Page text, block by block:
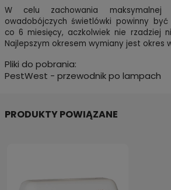
W celu zachowania maksymalnej
owadobójczych świetlówki powinny
co 6 miesięcy, aczkolwiek nie rzadziej
Najlepszym okresem wymiany jest okres
Pliki do pobrania:
PestWest - przewodnik po lampach
PRODUKTY POWIĄZANE